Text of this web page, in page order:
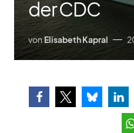
der CDC
vonElisabeth Kapral